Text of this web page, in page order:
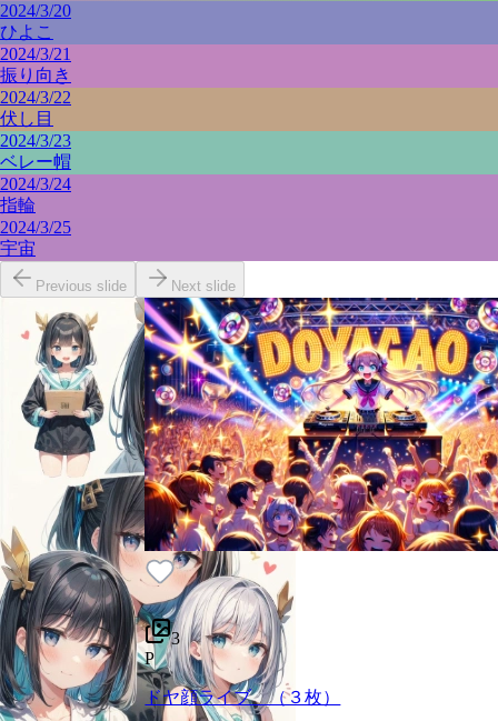
2024/3/20
ひよこ
2024/3/21
振り向き
2024/3/22
伏し目
2024/3/23
ベレー帽
2024/3/24
指輪
2024/3/25
宇宙
Previous slide Next slide
3
P
ドヤ顔ライブ （３枚）